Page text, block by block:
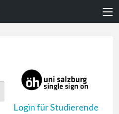
Login für Studierende